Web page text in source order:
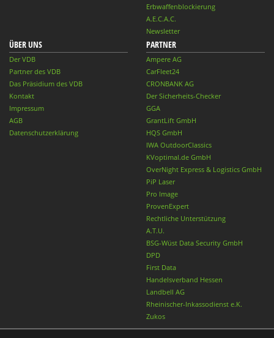
Erbwaffenblockierung
A.E.C.A.C.
Newsletter
ÜBER UNS
Der VDB
Partner des VDB
Das Präsidium des VDB
Kontakt
Impressum
AGB
Datenschutzerklärung
PARTNER
Ampere AG
CarFleet24
CRONBANK AG
Der Sicherheits-Checker
GGA
GrantLift GmbH
HQS GmbH
IWA OutdoorClassics
KVoptimal.de GmbH
OverNight Express & Logistics GmbH
PiP Laser
Pro Image
ProvenExpert
Rechtliche Unterstützung
A.T.U.
BSG-Wüst Data Security GmbH
DPD
First Data
Handelsverband Hessen
Landbell AG
Rheinischer-Inkassodienst e.K.
Zukos